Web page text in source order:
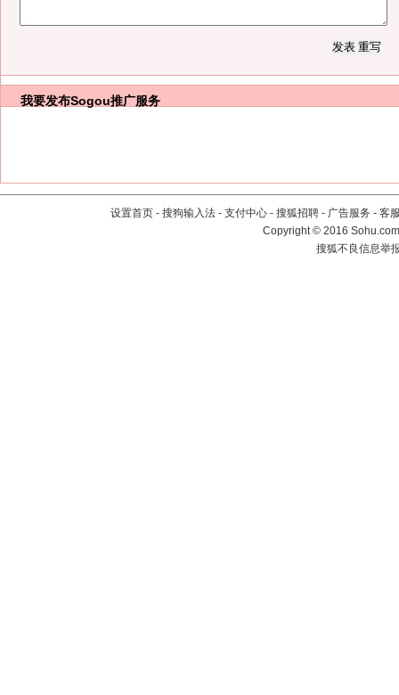
我要发布Sogou推广服务
设置首页 - 搜狗输入法 - 支付中心 - 搜狐招聘 - 广告服务 - 客
Copyright©2016
搜狐不良信息举